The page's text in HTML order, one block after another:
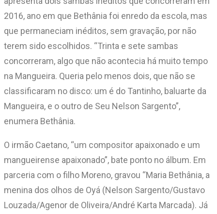
2016, ano em que Bethânia foi enredo da escola, mas
que permaneciam inéditos, sem gravação, por não
terem sido escolhidos. “Trinta e sete sambas
concorreram, algo que não acontecia há muito tempo
na Mangueira. Queria pelo menos dois, que não se
classificaram no disco: um é do Tantinho, baluarte da
Mangueira, e o outro de Seu Nelson Sargento”,
enumera Bethânia.
O irmão Caetano, “um compositor apaixonado e um
mangueirense apaixonado”, bate ponto no álbum. Em
parceria com o filho Moreno, gravou “Maria Bethânia, a
menina dos olhos de Oyá (Nelson Sargento/Gustavo
Louzada/Agenor de Oliveira/André Karta Marcada). Já